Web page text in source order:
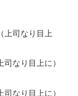
上司なり目上
司なり目上に）
司なり目上に）